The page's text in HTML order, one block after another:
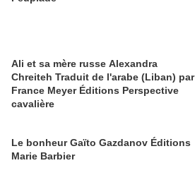
Ali et sa mère russe Alexandra
Chreiteh Traduit de l'arabe (Liban) par
France Meyer Éditions Perspective
cavalière
Le bonheur Gaïto Gazdanov Éditions
Marie Barbier